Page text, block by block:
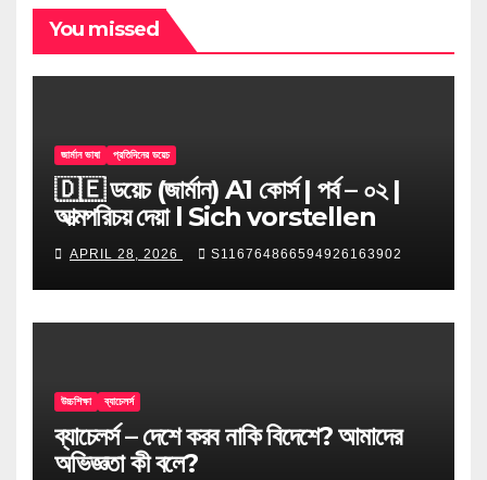
You missed
জার্মান ভাষা প্রতিদিনের ডয়েচ
🇩🇪 ডয়েচ (জার্মান) A1 কোর্স | পর্ব – ০২ |
আত্মপরিচয় দেয়া l Sich vorstellen
APRIL 28, 2026 S116764866594926163902
উচ্চশিক্ষা ব্যাচেলর্স
ব্যাচেলর্স – দেশে করব নাকি বিদেশে? আমাদের
অভিজ্ঞতা কী বলে?